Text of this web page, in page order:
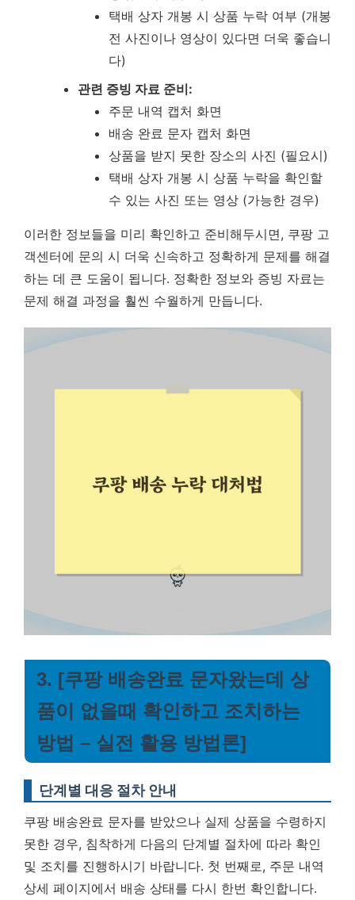
택배 상자 개봉 시 상품 누락 여부 (개봉
전 사진이나 영상이 있다면 더욱 좋습니
다)
관련 증빙 자료 준비:
주문 내역 캡처 화면
배송 완료 문자 캡처 화면
상품을 받지 못한 장소의 사진 (필요시)
택배 상자 개봉 시 상품 누락을 확인할
수 있는 사진 또는 영상 (가능한 경우)
이러한 정보들을 미리 확인하고 준비해두시면, 쿠팡 고
객센터에 문의 시 더욱 신속하고 정확하게 문제를 해결
하는 데 큰 도움이 됩니다. 정확한 정보와 증빙 자료는
문제 해결 과정을 훨씬 수월하게 만듭니다.
3. [쿠팡 배송완료 문자왔는데 상
품이 없을때 확인하고 조치하는
방법 – 실전 활용 방법론]
단계별 대응 절차 안내
쿠팡 배송완료 문자를 받았으나 실제 상품을 수령하지
못한 경우, 침착하게 다음의 단계별 절차에 따라 확인
및 조치를 진행하시기 바랍니다. 첫 번째로, 주문 내역
상세 페이지에서 배송 상태를 다시 한번 확인합니다.